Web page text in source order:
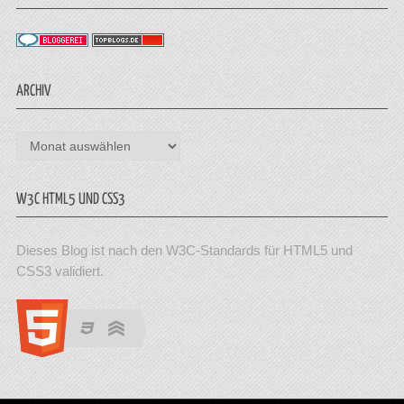
ARCHIV
Archiv
W3C HTML5 UND CSS3
Dieses Blog ist nach den W3C-Standards für HTML5 und
CSS3 validiert.